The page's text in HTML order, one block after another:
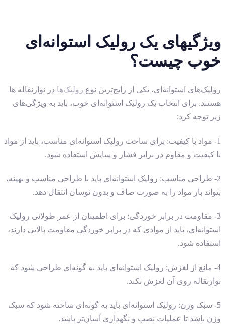
ویژگیهای یک رولیک استوانه‌ای
خوب چیست؟
رولیک‌های استوانه‌ای، یکی از رایج‌ترین نوع رولیک‌ها در نوارنقاله ها
هستند. برای انتخاب یک رولیک استوانه‌ای خوب، باید به ویژگی‌های
زیر توجه کرد:
1- مواد با کیفیت: برای ساخت رولیک استوانه‌ای مناسب، باید از مواد
با کیفیت و مقاوم در برابر فشار و سایش استفاده شود.
2- طراحی مناسب: رولیک استوانه‌ای باید با طراحی مناسب و بهینه،
بتواند بار مواد را به صورت صاف و بدون نوسان انتقال دهد.
3- مقاومت در برابر خوردگی: برای اطمینان از عمر طولانی رولیک
استوانه‌ای، باید از موادی که در برابر خوردگی مقاومت بالایی دارند،
استفاده شود.
4- مانع از لغزش: رولیک استوانه‌ای باید به گونه‌ای طراحی شود که
نوارنقاله روی آن لغزش نکند.
5- سبک وزن: رولیک استوانه‌ای باید به گونه‌ای ساخته شود که سبک
وزن باشد تا عملیات نصب و نگهداری آسان‌تر باشد.